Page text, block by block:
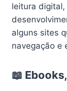
leitura
alguns sites
navegação e
📖